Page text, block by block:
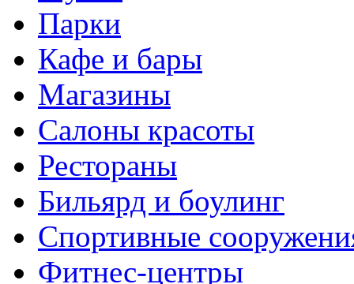
Парки
Кафе и бары
Магазины
Салоны красоты
Рестораны
Бильярд и боулинг
Спортивные
Фитнес-центры